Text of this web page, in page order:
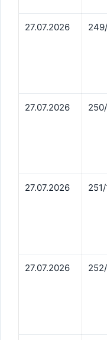
27.07.2026
27.07.2026 250/
27.07.2026 251/
27.07.2026 252/